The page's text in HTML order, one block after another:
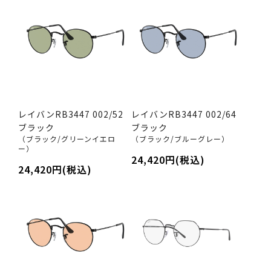
レイバンRB3447 002/52
ブラック
（ブラック/グリーンイエロ
ー）
24,420円(税込)
レイバンRB3447 002/64
ブラック
（ブラック/ブルーグレー）
24,420円(税込)